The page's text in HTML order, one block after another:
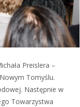
Preislera –
Tomyślu.
Następnie w
Towarzystwa